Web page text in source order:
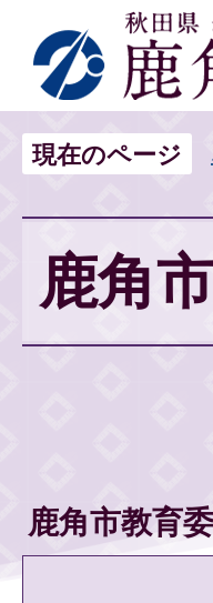
現在のページ
鹿角
鹿角市教育